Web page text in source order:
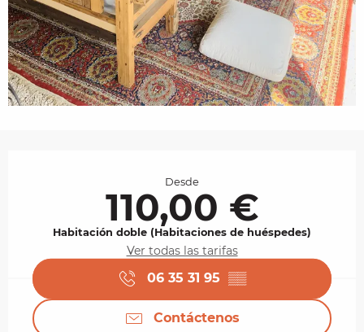
Desde
110,00 €
Habitación doble (Habitaciones de huéspedes)
Ver todas las tarifas
06 35 31 95 ▒▒
Contáctenos